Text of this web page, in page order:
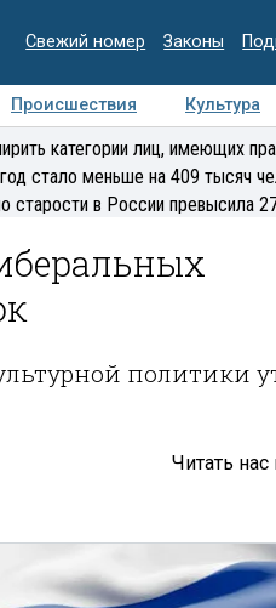
Свежий номер Законы
Происшествия Культура
Интервью
категории лиц, имеющих
стало меньше на 409 тысяч
старости в России превысила
политики
Читать нас